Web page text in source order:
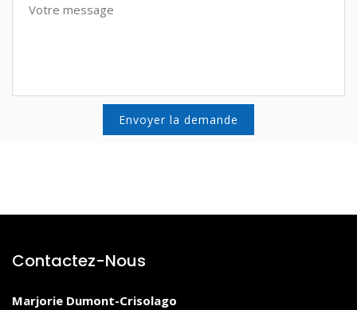
Contactez-Nous
Marjorie Dumont-Crisolago